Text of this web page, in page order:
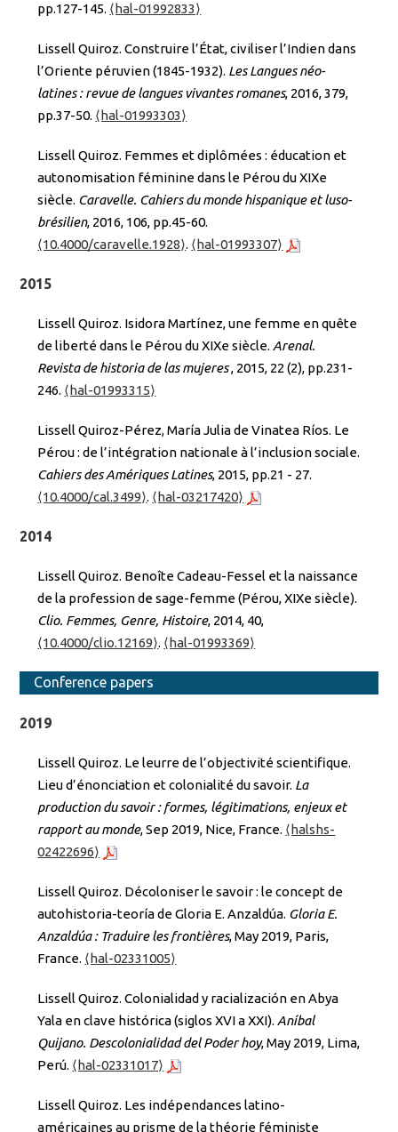
pp.127-145. ⟨hal-01992833⟩
Lissell Quiroz. Construire l’État, civiliser l’Indien dans
l’Oriente péruvien (1845-1932). Les Langues néo-
latines : revue de langues vivantes romanes, 2016, 379,
pp.37-50. ⟨hal-01993303⟩
Lissell Quiroz. Femmes et diplômées : éducation et
autonomisation féminine dans le Pérou du XIXe
siècle. Caravelle. Cahiers du monde hispanique et luso-
brésilien, 2016, 106, pp.45-60.
⟨10.4000/caravelle.1928⟩. ⟨hal-01993307⟩
2015
Lissell Quiroz. Isidora Martínez, une femme en quête
de liberté dans le Pérou du XIXe siècle. Arenal.
Revista de historia de las mujeres, 2015, 22 (2), pp.231-
246. ⟨hal-01993315⟩
Lissell Quiroz-Pérez, María Julia de Vinatea Ríos. Le
Pérou : de l’intégration nationale à l’inclusion sociale.
Cahiers des Amériques Latines, 2015, pp.21 - 27.
⟨10.4000/cal.3499⟩. ⟨hal-03217420⟩
2014
Lissell Quiroz. Benoîte Cadeau-Fessel et la naissance
de la profession de sage-femme (Pérou, XIXe siècle).
Clio. Femmes, Genre, Histoire, 2014, 40,
⟨10.4000/clio.12169⟩. ⟨hal-01993369⟩
Conference papers
2019
Lissell Quiroz. Le leurre de l’objectivité scientifique.
Lieu d’énonciation et colonialité du savoir. La
production du savoir : formes, légitimations, enjeux et
rapport au monde, Sep 2019, Nice, France. ⟨halshs-
02422696⟩
Lissell Quiroz. Décoloniser le savoir : le concept de
autohistoria-teoría de Gloria E. Anzaldúa. Gloria E.
Anzaldúa : Traduire les frontières, May 2019, Paris,
France. ⟨hal-02331005⟩
Lissell Quiroz. Colonialidad y racialización en Abya
Yala en clave histórica (siglos XVI a XXI). Aníbal
Quijano. Descolonialidad del Poder hoy, May 2019, Lima,
Perú. ⟨hal-02331017⟩
Lissell Quiroz. Les indépendances latino-
américaines au prisme de la théorie féministe